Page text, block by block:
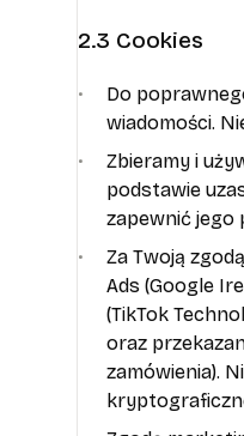
2.3 Cookies
Do
wiadomości.
Zbieramy i
podstawie
zapewnić jego
Za Twoją
Ads (Google
(TikTok
oraz
zamówienia).